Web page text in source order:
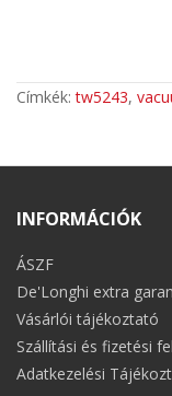
Címkék:tw5243,
INFORMÁCIÓK
ÁSZF
De'Longhi extra
Vásárlói tájékoztató
Szállítási és fizetési
Adatkezelési